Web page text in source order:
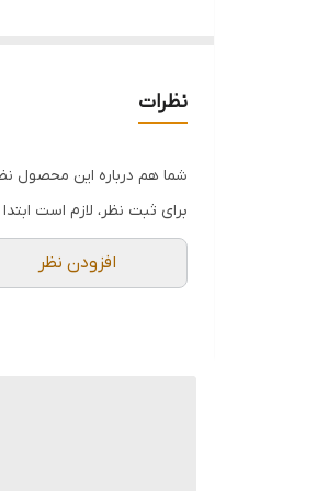
نظرات
شما هم درباره این محصول
برای ثبت نظر، لازم است
افزودن نظر